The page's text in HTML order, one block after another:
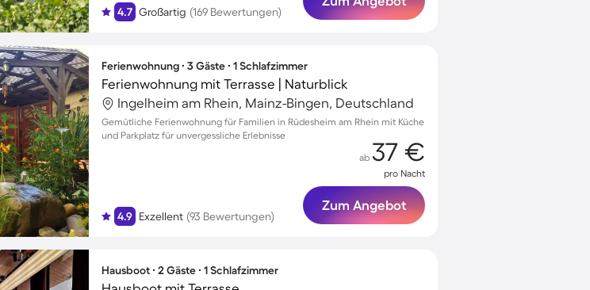
4.7 Großartig (169 Bewertungen)
Ferienwohnung ∙ 3 Gäste ∙ 1 Schlafzimmer
Ferienwohnung mit Terrasse | Naturblick
Ingelheim am Rhein, Mainz-Bingen, Deutschland
Gemütliche Ferienwohnung für Familien in Rüdesheim am Rhein mit Küche
und Parkplatz für unvergessliche Erlebnisse
4.9 Exzellent (93 Bewertungen)
ab 37 €
pro Nacht
Zum Angebot
Hausboot ∙ 2 Gäste ∙ 1 Schlafzimmer